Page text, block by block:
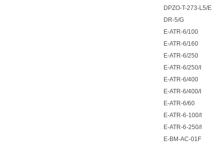
DPZO-T-273-L5/E
DR-5/G
E-ATR-6/100
E-ATR-6/160
E-ATR-6/250
E-ATR-6/250/I
E-ATR-6/400
E-ATR-6/400/I
E-ATR-6/60
E-ATR-6-100/I
E-ATR-6-250/I
E-BM-AC-01F